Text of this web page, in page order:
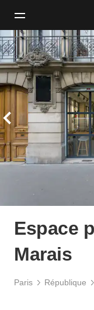
Espace
Marais
Paris République